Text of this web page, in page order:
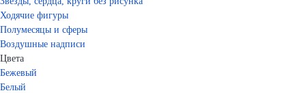
Ходячие фигуры
Полумесяцы и сферы
Воздушные надписи
Цвета
Бежевый
Белый